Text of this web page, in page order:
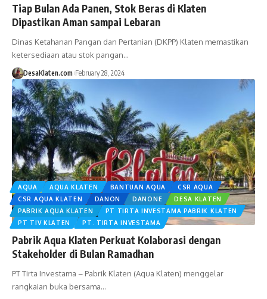
Tiap Bulan Ada Panen, Stok Beras di Klaten
Dipastikan Aman sampai Lebaran
Dinas Ketahanan Pangan dan Pertanian (DKPP) Klaten memastikan
ketersediaan atau stok pangan…
DesaKlaten.com February 28, 2024
AQUA AQUA KLATEN BANTUAN AQUA
CSR AQUA
CSR AQUA KLATEN
DANON DANONE
DESA KLATEN
PABRIK AQUA KLATEN
PT TIRTA INVESTAMA PABRIK KLATEN
PT TIV KLATEN
PT. TIRTA INVESTAMA
Pabrik Aqua Klaten Perkuat Kolaborasi dengan
Stakeholder di Bulan Ramadhan
PT Tirta Investama – Pabrik Klaten (Aqua Klaten) menggelar
rangkaian buka bersama…